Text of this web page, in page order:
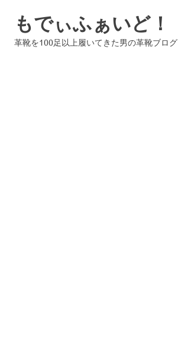
もでぃふぁいど！
革靴を100足以上履いてきた男の革靴ブログ